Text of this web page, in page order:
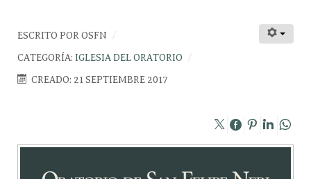
ESCRITO POR OSFN
CATEGORÍA: IGLESIA DEL ORATORIO
CREADO: 21 SEPTIEMBRE 2017